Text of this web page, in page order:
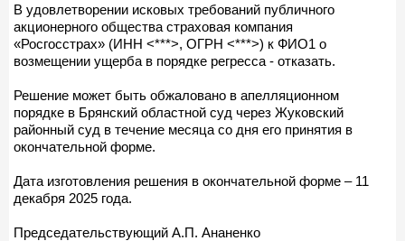
В удовлетворении исковых требований публичного
акционерного общества страховая компания
«Росгосстрах» (ИНН <***>, ОГРН <***>) к ФИО1 о
возмещении ущерба в порядке регресса - отказать.
Решение может быть обжаловано в апелляционном
порядке в Брянский областной суд через Жуковский
районный суд в течение месяца со дня его принятия в
окончательной форме.
Дата изготовления решения в окончательной форме – 11
декабря 2025 года.
Председательствующий А.П. Ананенко